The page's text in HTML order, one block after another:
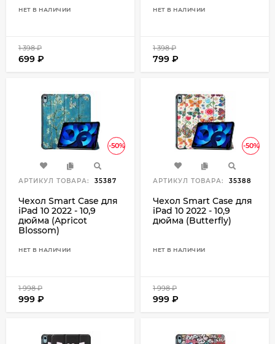
НЕТ В НАЛИЧИИ
1 398₽
699 ₽
НЕТ В НАЛИЧИИ
1 398₽
799 ₽
-50%
АРТИКУЛ ТОВАРА: 35387
Чехол Smart Case для
iPad 10 2022 - 10,9
дюйма (Apricot
Blossom)
НЕТ В НАЛИЧИИ
1 998₽
999 ₽
-50%
АРТИКУЛ ТОВАРА: 35388
Чехол Smart Case для
iPad 10 2022 - 10,9
дюйма (Butterfly)
НЕТ В НАЛИЧИИ
1 998₽
999 ₽